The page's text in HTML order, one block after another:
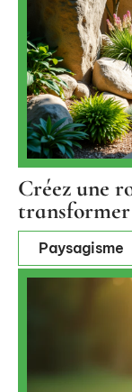
Créez une
Paysagisme